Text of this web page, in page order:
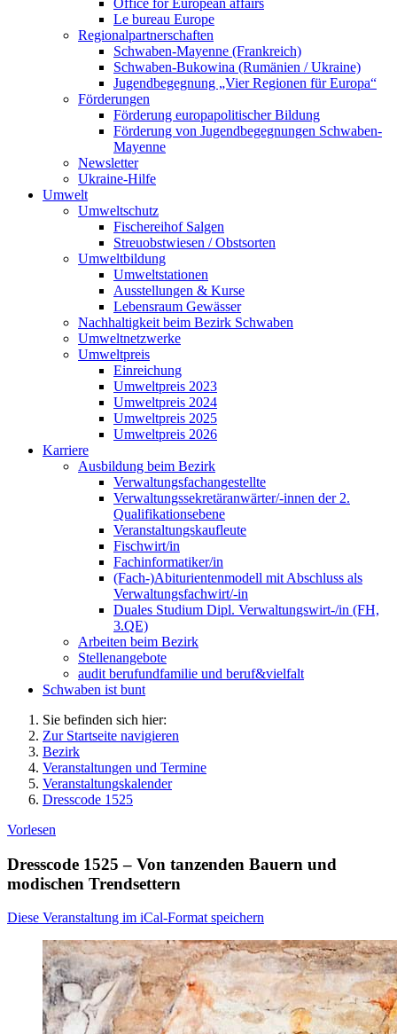
Office for European affairs
Le bureau Europe
Regionalpartnerschaften
Schwaben-Mayenne (Frankreich)
Schwaben-Bukowina (Rumänien / Ukraine)
Jugendbegegnung „Vier Regionen für Europa“
Förderungen
Förderung europapolitischer Bildung
Förderung von Jugendbegegnungen Schwaben-
Mayenne
Newsletter
Ukraine-Hilfe
Umwelt
Umweltschutz
Fischereihof Salgen
Streuobstwiesen / Obstsorten
Umweltbildung
Umweltstationen
Ausstellungen & Kurse
Lebensraum Gewässer
Nachhaltigkeit beim Bezirk Schwaben
Umweltnetzwerke
Umweltpreis
Einreichung
Umweltpreis 2023
Umweltpreis 2024
Umweltpreis 2025
Umweltpreis 2026
Karriere
Ausbildung beim Bezirk
Verwaltungsfachangestellte
Verwaltungssekretäranwärter/-innen der 2.
Qualifikationsebene
Veranstaltungskaufleute
Fischwirt/in
Fachinformatiker/in
(Fach-)Abiturientenmodell mit Abschluss als
Verwaltungsfachwirt/-in
Duales Studium Dipl. Verwaltungswirt-/in (FH,
3.QE)
Arbeiten beim Bezirk
Stellenangebote
audit berufundfamilie und beruf&vielfalt
Schwaben ist bunt
Sie befinden sich hier:
Zur Startseite navigieren
Bezirk
Veranstaltungen und Termine
Veranstaltungskalender
Dresscode 1525
Vorlesen
Dresscode 1525 – Von tanzenden Bauern und
modischen Trendsettern
Diese Veranstaltung im iCal-Format speichern